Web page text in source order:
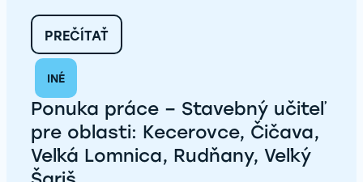
PREČÍTAŤ:
DÔLEŽITÝ
LENARTOVE:
PRIPRAVUJEME
POZEMKY
PRE
ĎALŠÍCH
INÉ
Ponuka práce – Stavebný učiteľ
pre oblasti: Kecerovce, Čičava,
Veľká Lomnica, Rudňany, Veľký